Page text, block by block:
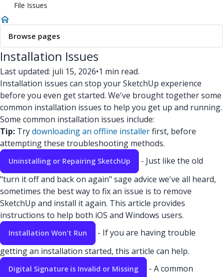
File Issues
Browse pages
Installation Issues
Last updated: juli 15, 2026•1 min read.
Installation issues can stop your SketchUp experience
before you even get started. We've brought together some
common installation issues to help you get up and running.
Some common installation issues include:
Tip: Trydownloading an offline installerfirst, before
attempting these troubleshooting methods.
Uninstalling or Repairing SketchUp
- Just like the old
"turn it off and back on again" sage advice we've all heard,
sometimes the best way to fix an issue is to remove
SketchUp and install it again. This article provides
instructions to help both iOS and Windows users.
Installation Won't Run
- If you are having trouble
getting an installation started, this article can help.
Digital Signature is Invalid or Missing
- A common